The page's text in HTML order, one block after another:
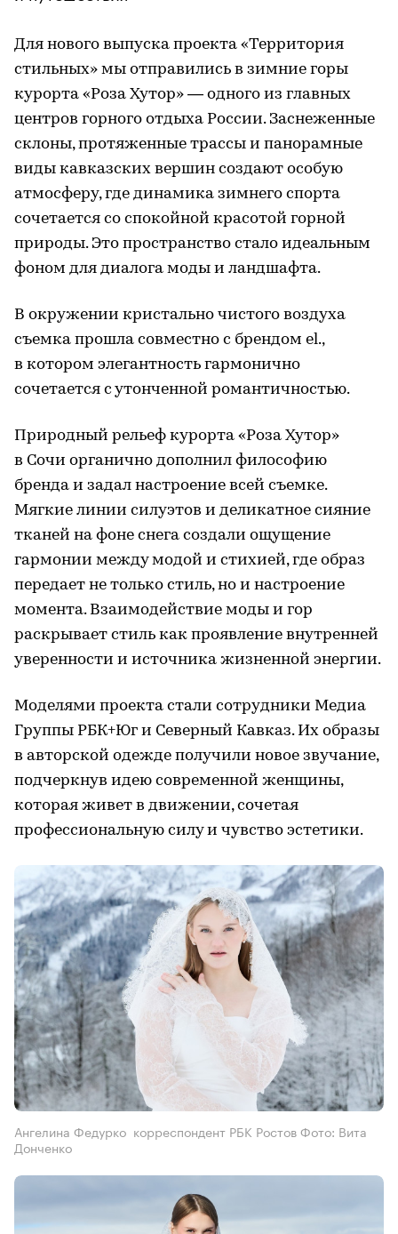
Для нового выпуска проекта «Территория
стильных» мы отправились в зимние горы
курорта «Роза Хутор» — одного из главных
центров горного отдыха России. Заснеженные
склоны, протяженные трассы и панорамные
виды кавказских вершин создают особую
атмосферу, где динамика зимнего спорта
сочетается со спокойной красотой горной
природы. Это пространство стало идеальным
фоном для диалога моды и ландшафта.
В окружении кристально чистого воздуха
съемка прошла совместно с брендом el.,
в котором элегантность гармонично
сочетается с утонченной романтичностью.
Природный рельеф курорта «Роза Хутор»
в Сочи органично дополнил философию
бренда и задал настроение всей съемке.
Мягкие линии силуэтов и деликатное сияние
тканей на фоне снега создали ощущение
гармонии между модой и стихией, где образ
передает не только стиль, но и настроение
момента. Взаимодействие моды и гор
раскрывает стиль как проявление внутренней
уверенности и источника жизненной энергии.
Моделями проекта стали сотрудники Медиа
Группы РБК+Юг и Северный Кавказ. Их образы
в авторской одежде получили новое звучание,
подчеркнув идею современной женщины,
которая живет в движении, сочетая
профессиональную силу и чувство эстетики.
Ангелина Федурко корреспондент РБК Ростов Фото: Вита
Донченко